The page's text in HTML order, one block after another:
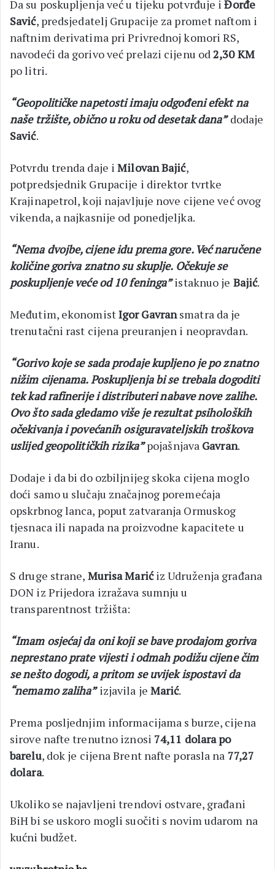
Da su poskupljenja već u tijeku potvrđuje iĐorđe
Savić, predsjedatelj Grupacije za promet naftom i
naftnim derivatima pri Privrednoj komori RS,
navodeći da gorivo već prelazi cijenu od2,30 KM
po litri.
“Geopolitičke napetosti imaju odgođeni efekt na
naše tržište, obično u roku od desetak dana”dodaje
Savić.
Potvrdu trenda daje iMilovan Bajić,
potpredsjednik Grupacije i direktor tvrtke
Krajinapetrol, koji najavljuje nove cijene već ovog
vikenda, a najkasnije od ponedjeljka.
“Nema dvojbe, cijene idu prema gore. Već naručene
količine goriva znatno su skuplje. Očekuje se
poskupljenje veće od 10 feninga”istaknuo je Bajić.
Međutim, ekonomistIgor Gavransmatra da je
trenutačni rast cijena preuranjen i neopravdan.
“Gorivo koje se sada prodaje kupljeno je po znatno
nižim cijenama. Poskupljenja bi se trebala dogoditi
tek kad rafinerije i distributeri nabave nove zalihe.
Ovo što sada gledamo više je rezultat psiholoških
očekivanja i povećanih osiguravateljskih troškova
uslijed geopolitičkih rizika”pojašnjava Gavran.
Dodaje i da bi do ozbiljnijeg skoka cijena moglo
doći samo u slučaju značajnog poremećaja
opskrbnog lanca, poput zatvaranja Ormuskog
tjesnaca ili napada na proizvodne kapacitete u
Iranu.
S druge strane, Murisa Marićiz Udruženja građana
DON iz Prijedora izražava sumnju u
transparentnost tržišta:
“Imam osjećaj da oni koji se bave prodajom goriva
neprestano prate vijesti i odmah podižu cijene čim
se nešto dogodi, a pritom se uvijek ispostavi da
“nemamo zaliha”izjavila je Marić.
Prema posljednjim informacijama s burze, cijena
sirove nafte trenutno iznosi 74,11 dolara po
barelu, dok je cijena Brent nafte porasla na 77,27
dolara.
Ukoliko se najavljeni trendovi ostvare, građani
BiH bi se uskoro mogli suočiti s novim udarom na
kućni budžet.